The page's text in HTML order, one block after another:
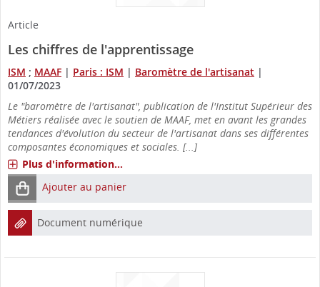
Article
Les chiffres de l'apprentissage
ISM ; MAAF | Paris : ISM | Baromètre de l'artisanat |
01/07/2023
Le "baromètre de l'artisanat", publication de l'Institut Supérieur des
Métiers réalisée avec le soutien de MAAF, met en avant les grandes
tendances d'évolution du secteur de l'artisanat dans ses différentes
composantes économiques et sociales. [...]
Plus d'information...
Ajouter au panier
Document numérique